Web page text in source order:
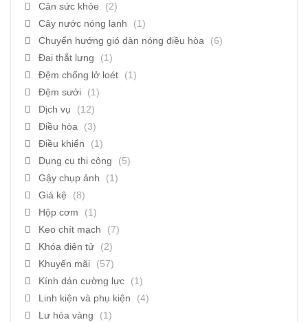
Cân sức khỏe
(2)
Cây nước nóng lạnh
(1)
Chuyển hướng gió dàn nóng điều hòa
(6)
Đai thắt lưng
(1)
Đệm chống lở loét
(1)
Đệm sưởi
(1)
Dịch vụ
(12)
Điều hòa
(3)
Điều khiển
(1)
Dụng cụ thi công
(5)
Gậy chụp ảnh
(1)
Giá kệ
(8)
Hộp cơm
(1)
Keo chít mạch
(7)
Khóa điện tử
(2)
Khuyến mãi
(57)
Kính dán cường lực
(1)
Linh kiện và phụ kiện
(4)
Lư hóa vàng
(1)